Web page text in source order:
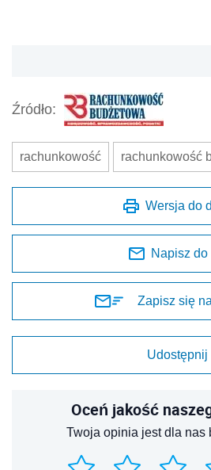
Źródło:
rachunkowość rachunkowość
Wersja do
Napisz do
Zapisz się
Udostępnij
Oceń jakość
Twoja opinia jest dla nas